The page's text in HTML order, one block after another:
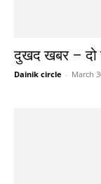
दुखद खबर –
Dainik circle - March